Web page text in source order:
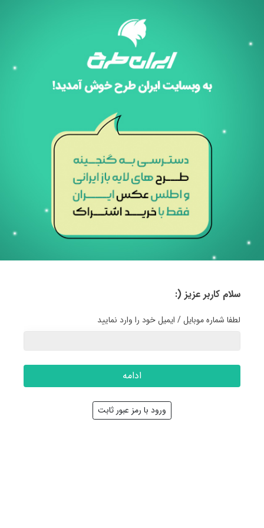
سلام کاربر عزیز (:
لطفا شماره موبایل / ایمیل خود را وارد نمایید
ادامه
ورود با رمز عبور ثابت